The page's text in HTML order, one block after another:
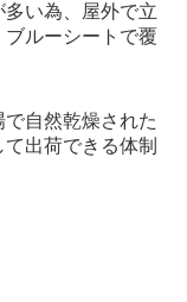
い為、屋外で立
ルーシートで覆
自然乾燥された
出荷できる体制